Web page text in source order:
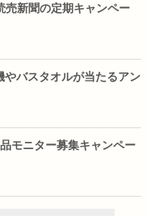
売新聞の定期キャンペー
バスタオルが当たるアン
モニター募集キャンペー